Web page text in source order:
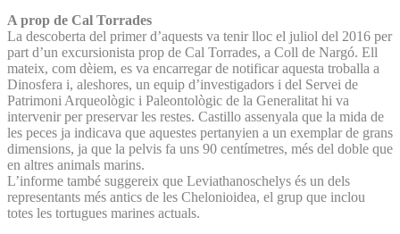
A prop de Cal Torrades
La descoberta del primer d’aquests va tenir lloc el juliol del 2016 per
part d’un excursionista prop de Cal Torrades, a Coll de Nargó. Ell
mateix, com dèiem, es va encarregar de notificar aquesta troballa a
Dinosfera i, aleshores, un equip d’investigadors i del Servei de
Patrimoni Arqueològic i Paleontològic de la Generalitat hi va
intervenir per preservar les restes. Castillo assenyala que la mida de
les peces ja indicava que aquestes pertanyien a un exemplar de grans
dimensions, ja que la pelvis fa uns 90 centímetres, més del doble que
en altres animals marins.
L’informe també suggereix que Leviathanoschelys és un dels
representants més antics de les Chelonioidea, el grup que inclou
totes les tortugues marines actuals.